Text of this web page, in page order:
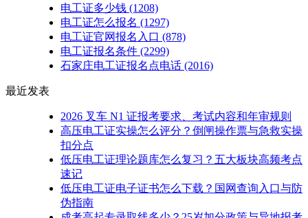
电工证多少钱 (1208)
电工证怎么报名 (1297)
电工证官网报名入口 (878)
电工证报名条件 (2299)
石家庄电工证报名点电话 (2016)
最近发表
2026 叉车 N1 证报考要求、考试内容和年审规则
高压电工证实操怎么评分？倒闸操作票与急救实操
扣分点
低压电工证理论题库怎么复习？五大板块高频考点
速记
低压电工证电子证书怎么下载？国网查询入口与防
伪指南